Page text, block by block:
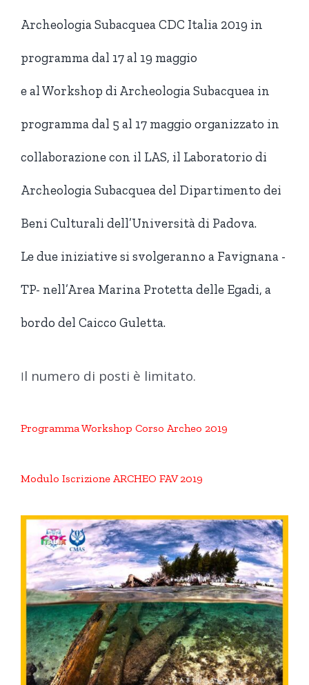
Archeologia Subacquea CDC Italia 2019 in
programma dal 17 al 19 maggio
e al Workshop di Archeologia Subacquea in
programma dal 5 al 17 maggio organizzato in
collaborazione con il LAS, il Laboratorio di
Archeologia Subacquea del Dipartimento dei
Beni Culturali dell’Università di Padova.
Le due iniziative si svolgeranno a Favignana -
TP- nell’Area Marina Protetta delle Egadi, a
bordo del Caicco Guletta.
Il numero di posti è limitato.
Programma Workshop Corso Archeo 2019
Modulo Iscrizione ARCHEO FAV 2019